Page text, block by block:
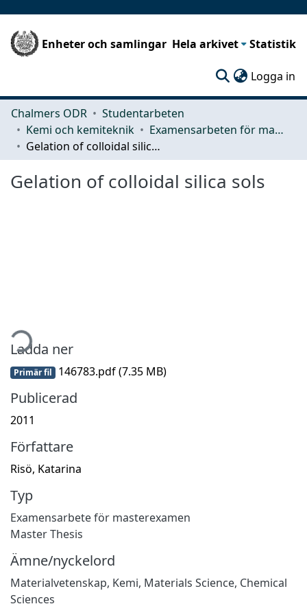
Enheter och samlingar Hela arkivet Statistik
Logga in
Chalmers ODR
Studentarbeten
Kemi och kemiteknik
Examensarbeten för masterexamen
Gelation of colloidal silica sols
Gelation of colloidal silica sols
Ladda ner
Primär fil 146783.pdf(7.35 MB)
Publicerad
2011
Författare
Risö, Katarina
Typ
Examensarbete för masterexamen
Master Thesis
Ämne/nyckelord
Materialvetenskap, Kemi, Materials Science, Chemical
Sciences